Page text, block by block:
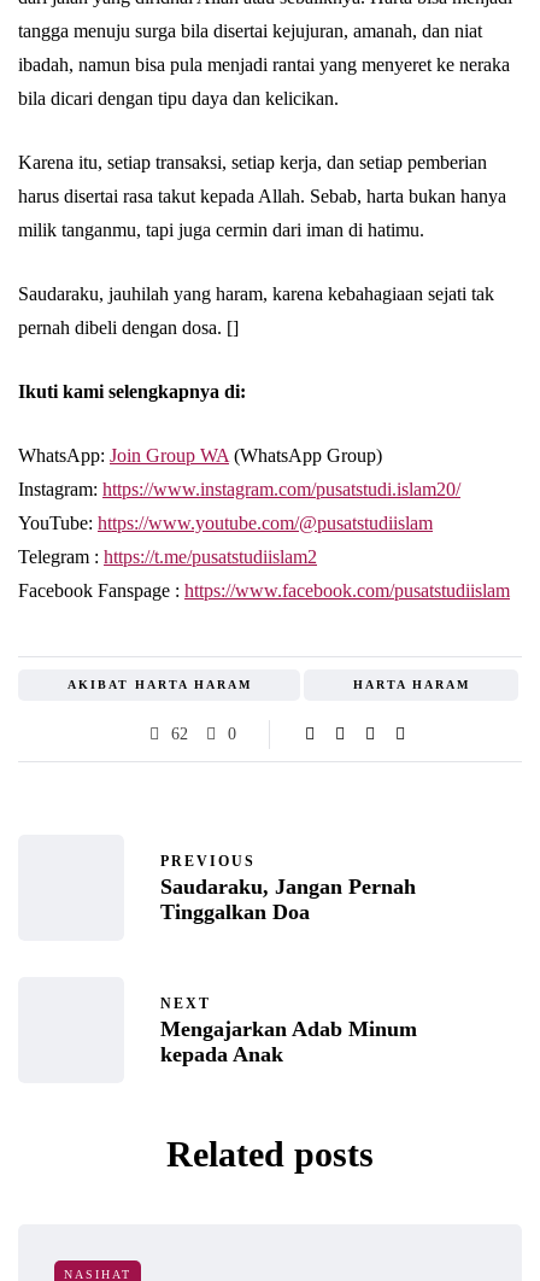
tangga menuju surga bila disertai kejujuran, amanah, dan niat
ibadah, namun bisa pula menjadi rantai yang menyeret ke neraka
bila dicari dengan tipu daya dan kelicikan.
Karena itu, setiap transaksi, setiap kerja, dan setiap pemberian
harus disertai rasa takut kepada Allah. Sebab, harta bukan hanya
milik tanganmu, tapi juga cermin dari iman di hatimu.
Saudaraku, jauhilah yang haram, karena kebahagiaan sejati tak
pernah dibeli dengan dosa. []
Ikuti kami selengkapnya di:
WhatsApp: Join Group WA (WhatsApp Group)
Instagram: https://www.instagram.com/pusatstudi.islam20/
YouTube: https://www.youtube.com/@pusatstudiislam
Telegram : https://t.me/pusatstudiislam2
Facebook Fanspage : https://www.facebook.com/pusatstudiislam
AKIBAT HARTA HARAM HARTA HARAM
62 0
PREVIOUS
Saudaraku, Jangan Pernah
Tinggalkan Doa
NEXT
Mengajarkan Adab Minum
kepada Anak
Related posts
NASIHAT